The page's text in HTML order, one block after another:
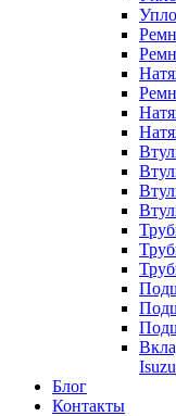
Isuzu
Блог
Контакты